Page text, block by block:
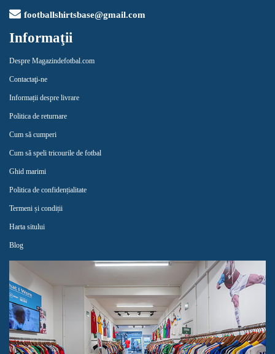
footballshirtsbase@gmail.com
Informaţii
Despre Magazindefotbal.com
Contactaţi-ne
Informații despre livrare
Politica de returnare
Cum să cumperi
Cum să speli tricourile de fotbal
Ghid marimi
Politica de confidențialitate
Termeni și condiții
Harta sitului
Blog